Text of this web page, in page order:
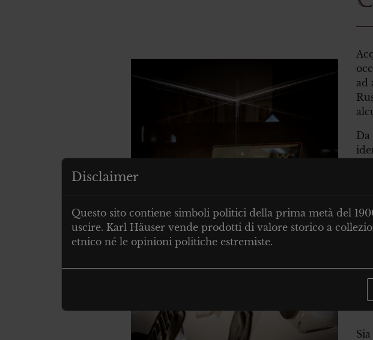
ad
Disclaimer
Questo sito contiene simboli politici della prima metà del
uscire. Karl Häuser vende prodotti di valore storico a
etnico né le opinioni politiche estremiste.